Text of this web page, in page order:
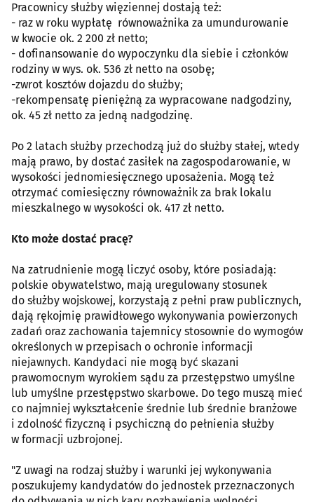
Pracownicy służby więziennej dostają też:
- raz w roku wypłatę równoważnika za umundurowanie
w kwocie ok. 2 200 zł netto;
- dofinansowanie do wypoczynku dla siebie i członków
rodziny w wys. ok. 536 zł netto na osobę;
-zwrot kosztów dojazdu do służby;
-rekompensatę pieniężną za wypracowane nadgodziny,
ok. 45 zł netto za jedną nadgodzinę.
Po 2 latach służby przechodzą już do służby stałej, wtedy
mają prawo, by dostać zasiłek na zagospodarowanie, w
wysokości jednomiesięcznego uposażenia. Mogą też
otrzymać comiesięczny równoważnik za brak lokalu
mieszkalnego w wysokości ok. 417 zł netto.
Kto może dostać pracę?
Na zatrudnienie mogą liczyć osoby, które posiadają:
polskie obywatelstwo, mają uregulowany stosunek
do służby wojskowej, korzystają z pełni praw publicznych,
dają rękojmię prawidłowego wykonywania powierzonych
zadań oraz zachowania tajemnicy stosownie do wymogów
określonych w przepisach o ochronie informacji
niejawnych. Kandydaci nie mogą być skazani
prawomocnym wyrokiem sądu za przestępstwo umyślne
lub umyślne przestępstwo skarbowe. Do tego muszą mieć
co najmniej wykształcenie średnie lub średnie branżowe
i zdolność fizyczną i psychiczną do pełnienia służby
w formacji uzbrojonej.
"Z uwagi na rodzaj służby i warunki jej wykonywania
poszukujemy kandydatów do jednostek przeznaczonych